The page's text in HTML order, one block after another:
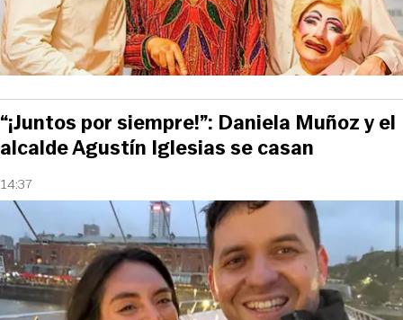
14:37
“¡Juntos por siempre!”: Daniela Muñoz y el
alcalde Agustín Iglesias se casan